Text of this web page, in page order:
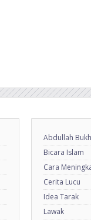
Abdullah
Bicara Islam
Cara
Cerita Lucu
Idea Tarak
Lawak